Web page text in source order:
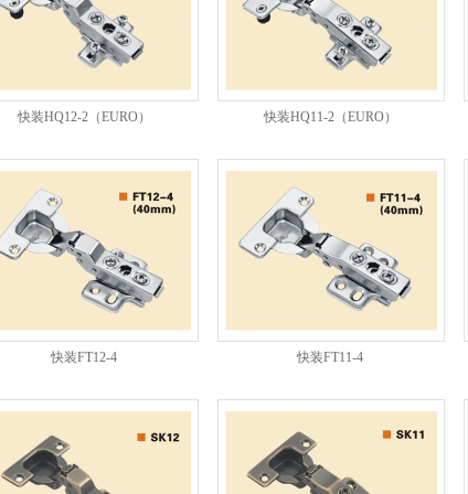
快装HQ12-2（EURO） 快装HQ11-2（EURO）
快装FT12-4 快装FT11-4